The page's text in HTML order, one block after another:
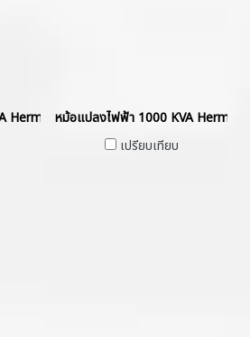
Hermetically Sealed without Gas
หม้อแปลงไฟฟ้า 1000 KVA
เปรียบเทียบ